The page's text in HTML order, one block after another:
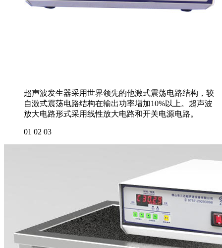
超声波发生器采用世界领先的他激式震荡电路结构，较
自激式震荡电路结构在输出功率增加10%以上。超声波
放大电路形式采用线性放大电路和开关电源电路。
01 02 03